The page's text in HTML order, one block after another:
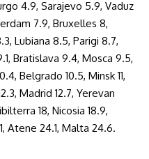
4.9, Sarajevo 5.9, Vaduz
7.9, Bruxelles 8,
Lubiana 8.5, Parigi 8.7,
Bratislava 9.4, Mosca 9.5,
Belgrado 10.5, Minsk 11,
Madrid 12.7, Yerevan
18, Nicosia 18.9,
Atene 24.1, Malta 24.6.